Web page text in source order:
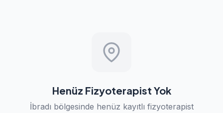
Henüz Fizyoterapist Yok
İbradı bölgesinde henüz kayıtlı fizyoterapist